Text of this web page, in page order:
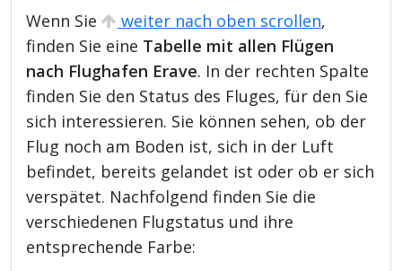
Wenn Sie weiter nach oben scrollen,
finden Sie eine Tabelle mit allen Flügen
nach Flughafen Erave. In der rechten Spalte
finden Sie den Status des Fluges, für den Sie
sich interessieren. Sie können sehen, ob der
Flug noch am Boden ist, sich in der Luft
befindet, bereits gelandet ist oder ob er sich
verspätet. Nachfolgend finden Sie die
verschiedenen Flugstatus und ihre
entsprechende Farbe: